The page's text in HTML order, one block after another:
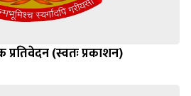
(स्वतः प्रकाशन)